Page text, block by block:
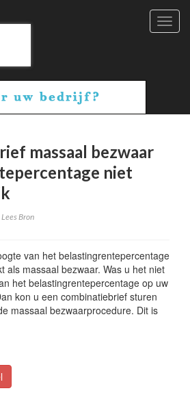
massaal bezwaar
niet
Lees Bron
van het belastingrentepercentage
als massaal bezwaar. Was u het niet
het belastingrentepercentage op uw
kon u een combinatiebrief sturen
massaal bezwaarprocedure. Dit is